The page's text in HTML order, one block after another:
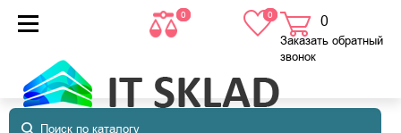
0 0 0
в корзине
Заказать обратный
звонок